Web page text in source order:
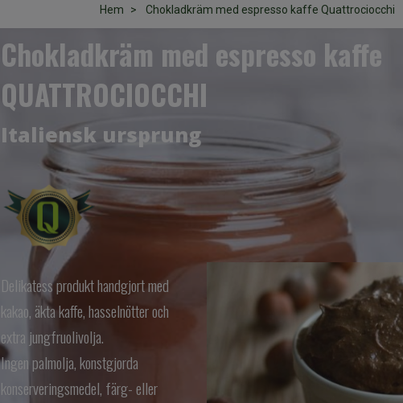
Hem Chokladkräm med espresso kaffe Quattrociocchi
Chokladkräm med espresso kaffe
QUATTROCIOCCHI
Italiensk ursprung
Delikatess produkt handgjort med
kakao, äkta kaffe, hasselnötter och
extra jungfruolivolja.
Ingen palmolja, konstgjorda
konserveringsmedel, färg- eller